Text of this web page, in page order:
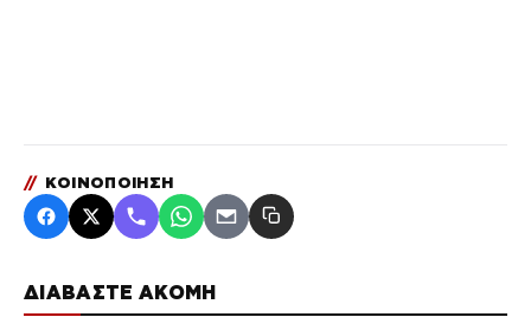
ΔΙΑΒΑΣΤΕ ΑΚΟΜΗ
// ΚΟΙΝΟΠΟΙΗΣΗ